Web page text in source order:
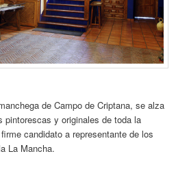
de Campo de Criptana, se alza
pintorescas y originales de toda la
candidato a representante de los
La Mancha.